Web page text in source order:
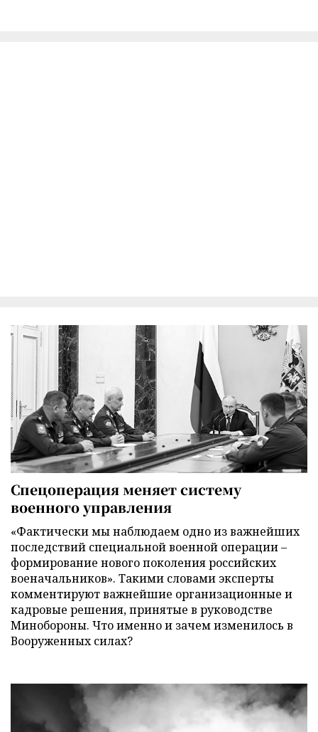
Спецоперация меняет систему
военного управления
«Фактически мы наблюдаем одно из важнейших
последствий специальной военной операции –
формирование нового поколения российских
военачальников». Такими словами эксперты
комментируют важнейшие организационные и
кадровые решения, принятые в руководстве
Минобороны. Что именно и зачем изменилось в
Вооруженных силах?